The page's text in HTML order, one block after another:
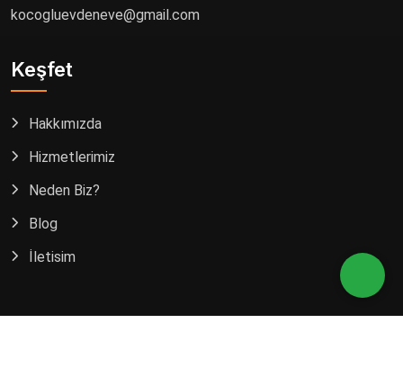
kocogluevdeneve@gmail.com
Keşfet
Hakkımızda
Hizmetlerimiz
Neden Biz?
Blog
İletişim